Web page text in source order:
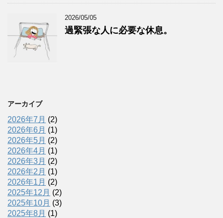
2026/05/05
過緊張な人に必要な休息。
アーカイブ
2026年7月 (2)
2026年6月 (1)
2026年5月 (2)
2026年4月 (1)
2026年3月 (2)
2026年2月 (1)
2026年1月 (2)
2025年12月 (2)
2025年10月 (3)
2025年8月 (1)